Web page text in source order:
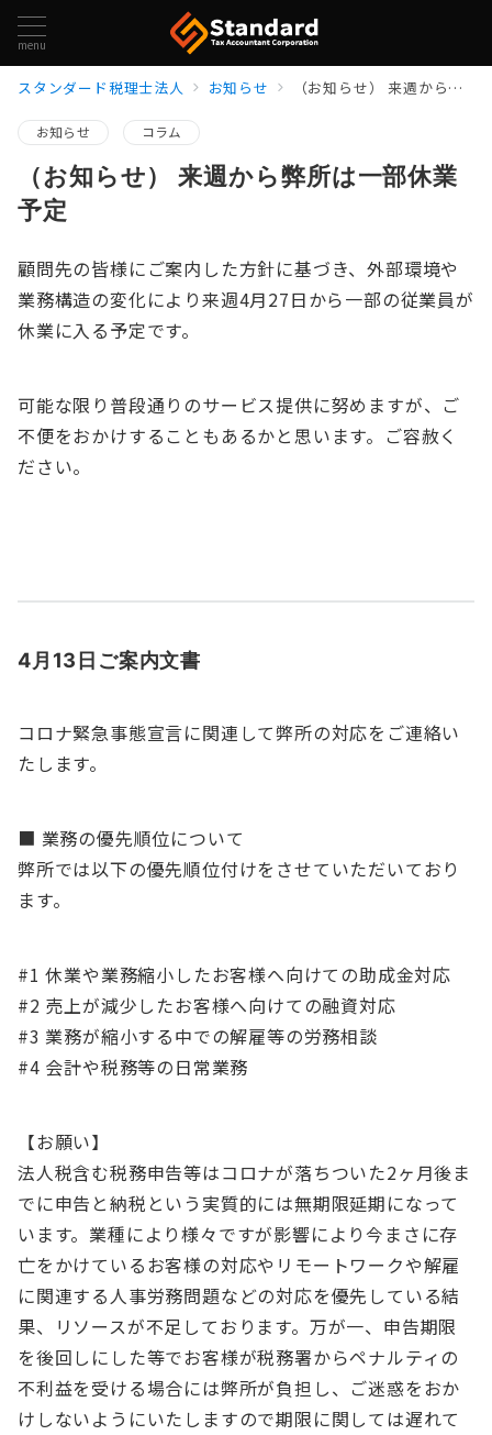
menu
スタンダード税理士法人 お知らせ （お知らせ） 来週から弊所は一部休業予定
お知らせ コラム
（お知らせ） 来週から弊所は一部休業
予定
顧問先の皆様にご案内した方針に基づき、外部環境や
業務構造の変化により来週4月27日から一部の従業員が
休業に入る予定です。
可能な限り普段通りのサービス提供に努めますが、ご
不便をおかけすることもあるかと思います。ご容赦く
ださい。
4月13日ご案内文書
コロナ緊急事態宣言に関連して弊所の対応をご連絡い
たします。
■ 業務の優先順位について
弊所では以下の優先順位付けをさせていただいており
ます。
#1 休業や業務縮小したお客様へ向けての助成金対応
#2 売上が減少したお客様へ向けての融資対応
#3 業務が縮小する中での解雇等の労務相談
#4 会計や税務等の日常業務
【お願い】
法人税含む税務申告等はコロナが落ちついた2ヶ月後ま
でに申告と納税という実質的には無期限延期になって
います。業種により様々ですが影響により今まさに存
亡をかけているお客様の対応やリモートワークや解雇
に関連する人事労務問題などの対応を優先している結
果、リソースが不足しております。万が一、申告期限
を後回しにした等でお客様が税務署からペナルティの
不利益を受ける場合には弊所が負担し、ご迷惑をおか
けしないようにいたしますので期限に関しては遅れて